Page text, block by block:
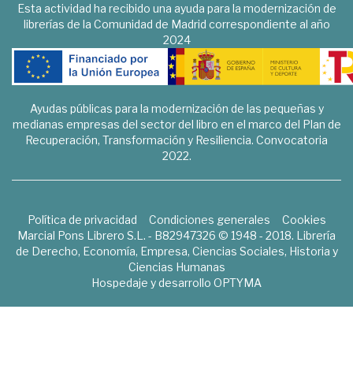
Esta actividad ha recibido una ayuda para la modernización de
librerías de la Comunidad de Madrid correspondiente al año
2024
Ayudas públicas para la modernización de las pequeñas y
medianas empresas del sector del libro en el marco del Plan de
Recuperación, Transformación y Resiliencia. Convocatoria
2022.
Política de privacidad Condiciones generales
Cookies
Marcial Pons Librero S.L. - B82947326 © 1948 - 2018. Librería
de Derecho, Economía, Empresa, Ciencias Sociales, Historia y
Ciencias Humanas
Hospedaje y desarrollo OPTYMA